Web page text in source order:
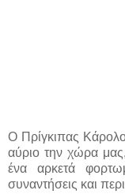
Ο Πρίγκιπας
αύριο την χώρα
ένα αρκετά
συναντήσεις και